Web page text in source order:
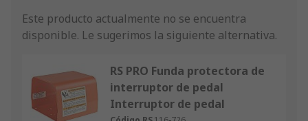
Este producto actualmente no se encuentra
disponible. Le sugerimos la siguiente alternativa.
RS PRO Funda protectora de
interruptor de pedal
Interruptor de pedal